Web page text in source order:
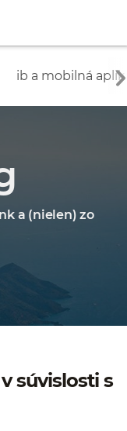
ib a mobilná
a (nielen) zo
súvislosti s